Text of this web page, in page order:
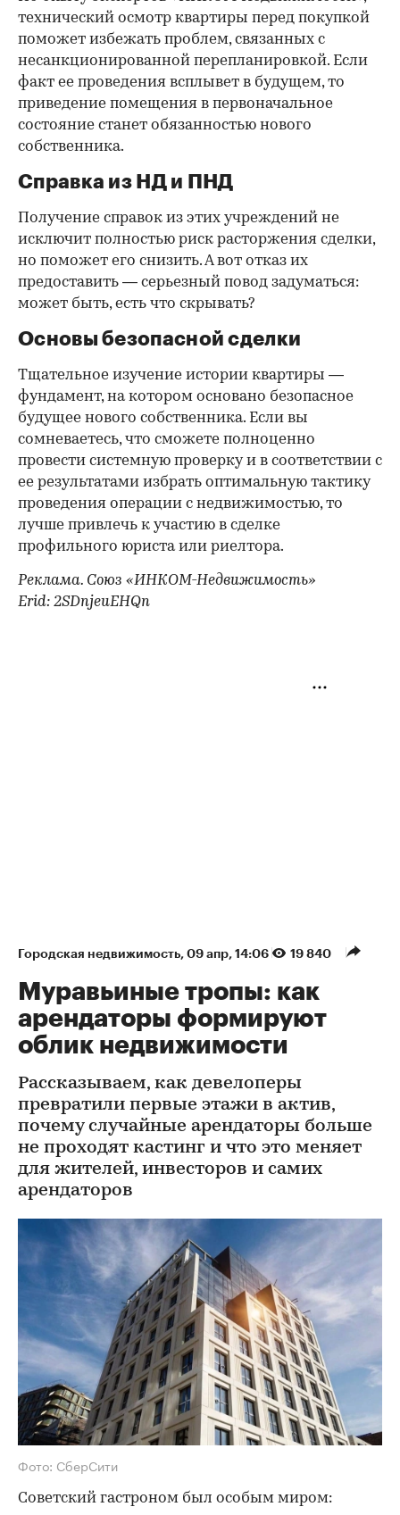
технический осмотр квартиры перед покупкой
поможет избежать проблем, связанных с
несанкционированной перепланировкой. Если
факт ее проведения всплывет в будущем, то
приведение помещения в первоначальное
состояние станет обязанностью нового
собственника.
Справка из НД и ПНД
Получение справок из этих учреждений не
исключит полностью риск расторжения сделки,
но поможет его снизить. А вот отказ их
предоставить — серьезный повод задуматься:
может быть, есть что скрывать?
Основы безопасной сделки
Тщательное изучение истории квартиры —
фундамент, на котором основано безопасное
будущее нового собственника. Если вы
сомневаетесь, что сможете полноценно
провести системную проверку и в соответствии с
ее результатами избрать оптимальную тактику
проведения операции с недвижимостью, то
лучше привлечь к участию в сделке
профильного юриста или риелтора.
Реклама. Союз «ИНКОМ-Недвижимость»
Erid: 2SDnjeuEHQn
Городская недвижимость 09 апр, 14:06 19 840
Муравьиные тропы: как
арендаторы формируют
облик недвижимости
Рассказываем, как девелоперы
превратили первые этажи в актив,
почему случайные арендаторы больше
не проходят кастинг и что это меняет
для жителей, инвесторов и самих
арендаторов
Фото: СберСити
Советский гастроном был особым миром: